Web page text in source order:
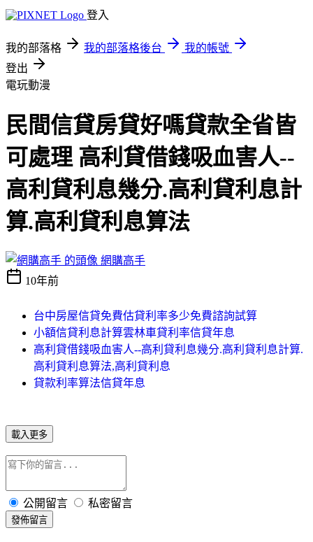
登入
我的部落格 我的部落格後台
我的帳號
登出
電玩動漫
民間信貸房貸好嗎貸款全省皆
可處理 高利貸借錢吸血害人--
高利貸利息幾分.高利貸利息計
算.高利貸利息算法
網購高手
10年前
台中房屋信貸免費估貸利率多少免費諮詢試算
小額信貸利息計算雲林車貸利率信貸年息
高利貸借錢吸血害人--高利貸利息幾分.高利貸利息計算.
高利貸利息算法,高利貸利息
貸款利率算法信貸年息
載入更多
公開留言 私密留言
發佈留言